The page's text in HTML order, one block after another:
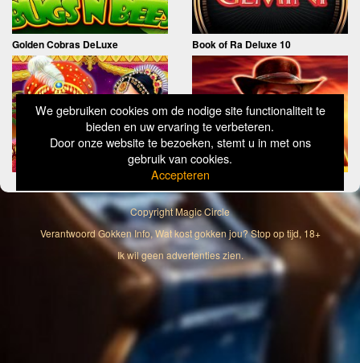
We gebruiken cookies om de nodige site functionaliteit te
bieden en uw ervaring te verbeteren.
Door onze website te bezoeken, stemt u in met ons
gebruik van cookies.
Accepteren
Golden Cobras DeLuxe Book of Ra Deluxe 10
CopyrightMagic Circle
Verantwoord Gokken Info, Wat kost gokken jou? Stop op tijd, 18+
Ik wil geen advertenties zien.